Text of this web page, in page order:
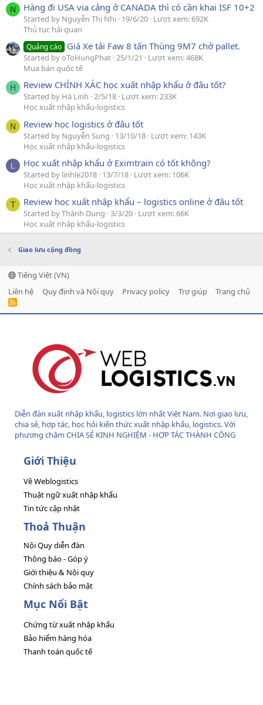
N Hàng đi USA via cảng ở CANADA thì có cần khai ISF 10+2
Started by Nguyễn Thị Nhi 19/6/20 Lượt xem: 692K
Thủ tục hải quan
Quảng cáo Giá Xe tải Faw 8 tấn Thùng 9M7 chở pallet.
Started by oToHungPhat 25/1/21
Lượt xem: 468K
Mua bán quốc tế
H Review CHÍNH XÁC học xuất nhập khẩu ở đâu tốt?
Started by Hà Linh 2/5/18 Lượt xem: 233K
Học xuất nhập khẩu-logistics
N Review học logistics ở đâu tốt
Started by Nguyễn Sung 13/10/18 Lượt xem: 143K
Học xuất nhập khẩu-logistics
L Học xuất nhập khẩu ở Eximtrain có tốt không?
Started by linhle2018 13/7/18 Lượt xem: 106K
Học xuất nhập khẩu-logistics
T Review học xuất nhập khẩu – logistics online ở đâu tốt
Started by Thành Dung 3/3/20 Lượt xem: 66K
Học xuất nhập khẩu-logistics
Giao lưu cộng đồng
Tiếng Việt (VN)
Liên hệ
Quy định và Nội quy Privacy policy Trợ giúp Trang chủ
R
Diễn đàn xuất nhập khẩu, logistics lớn nhất Việt Nam. Nơi giao lưu,
chia sẻ, hợp tác, học hỏi kiến thức xuất nhập khẩu, logistics. Với
phương châm CHIA SẺ KINH NGHIỆM - HỢP TÁC THÀNH CÔNG
Giới Thiệu
Về Weblogistics
Thuật ngữ xuất nhập khẩu
Tin tức cập nhật
Thoả Thuận
Nội Quy diễn đàn
Thông báo - Góp ý
Giới thiệu & Nội quy
Chính sách bảo mật
Mục Nổi Bật
Chứng từ xuất nhập khẩu
Bảo hiểm hàng hóa
Thanh toán quốc tế